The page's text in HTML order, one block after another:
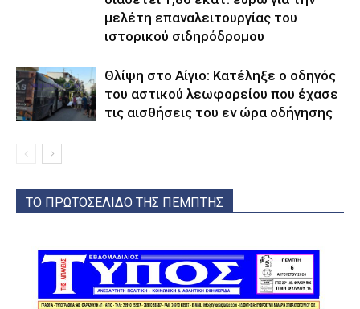
μελέτη επαναλειτουργίας του
ιστορικού σιδηρόδρομου
Θλίψη στο Αίγιο: Κατέληξε ο οδηγός
του αστικού λεωφορείου που έχασε
τις αισθήσεις του εν ώρα οδήγησης
ΤΟ ΠΡΩΤΟΣΕΛΙΔΟ ΤΗΣ ΠΕΜΠΤΗΣ